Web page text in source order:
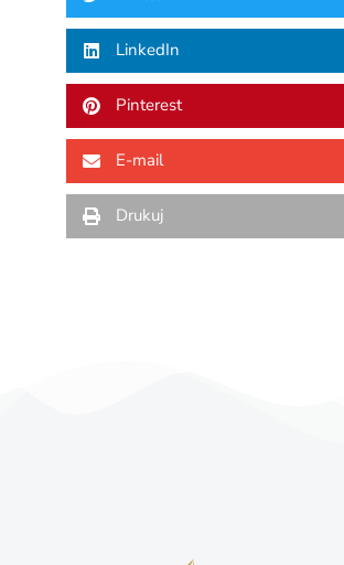
LinkedIn
Pinterest
E-mail
Drukuj